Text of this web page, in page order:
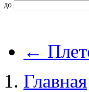
до
←
Главная